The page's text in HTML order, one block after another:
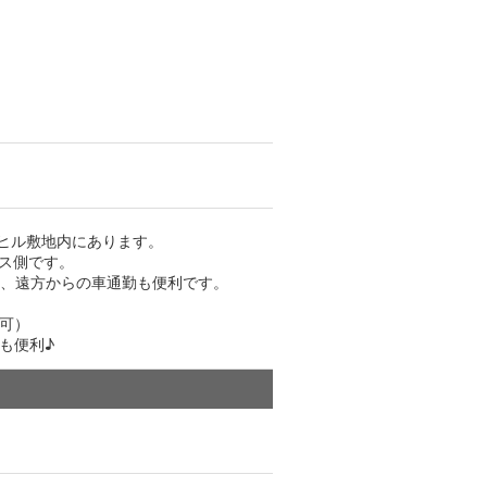
敷地内にあります。
側です。
方からの車通勤も便利です。
）
便利♪